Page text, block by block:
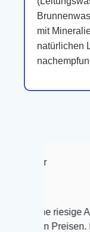
mit
natürlichen
Auswahl
Der